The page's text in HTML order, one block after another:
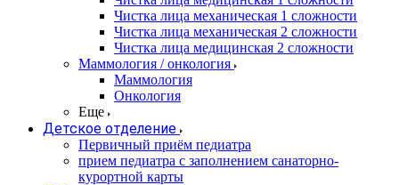
Чистка лица механическая 1 сложности
Чистка лица механическая 2 сложности
Чистка лица медицинская 2 сложности
Маммология / онкология
Маммология
Онкология
Еще
Детское отделение
Первичный приём педиатра
прием педиатра с заполнением санаторно-
курортной карты